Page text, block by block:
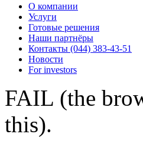
О компании
Услуги
Готовые решения
Наши партнёры
Контакты (044) 383-43-51
Новости
For investors
FAIL (the
this).